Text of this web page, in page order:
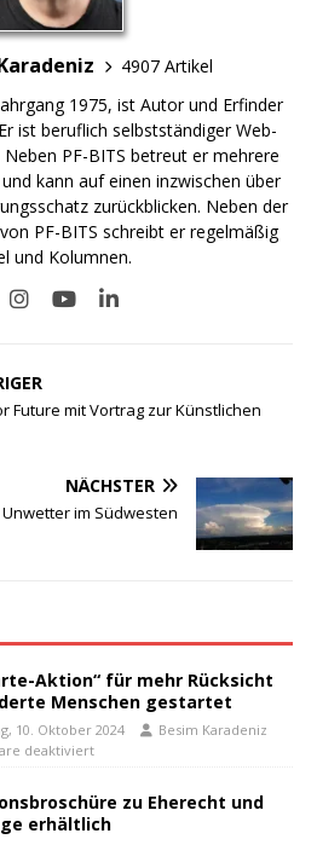
4907 Artikel
1975, ist Autor und Erfinder
ist beruflich selbstständiger Web-
PF-BITS betreut er mehrere
kann auf einen inzwischen über
zurückblicken. Neben der
PF-BITS schreibt er regelmäßig
und Kolumnen.
Future mit Vortrag zur Künstlichen
NÄCHSTER
im Südwesten
Aktion“ für mehr Rücksicht
Menschen gestartet
10. Oktober 2024
Besim Karadeniz
deaktiviert
zu Eherecht und
erhältlich